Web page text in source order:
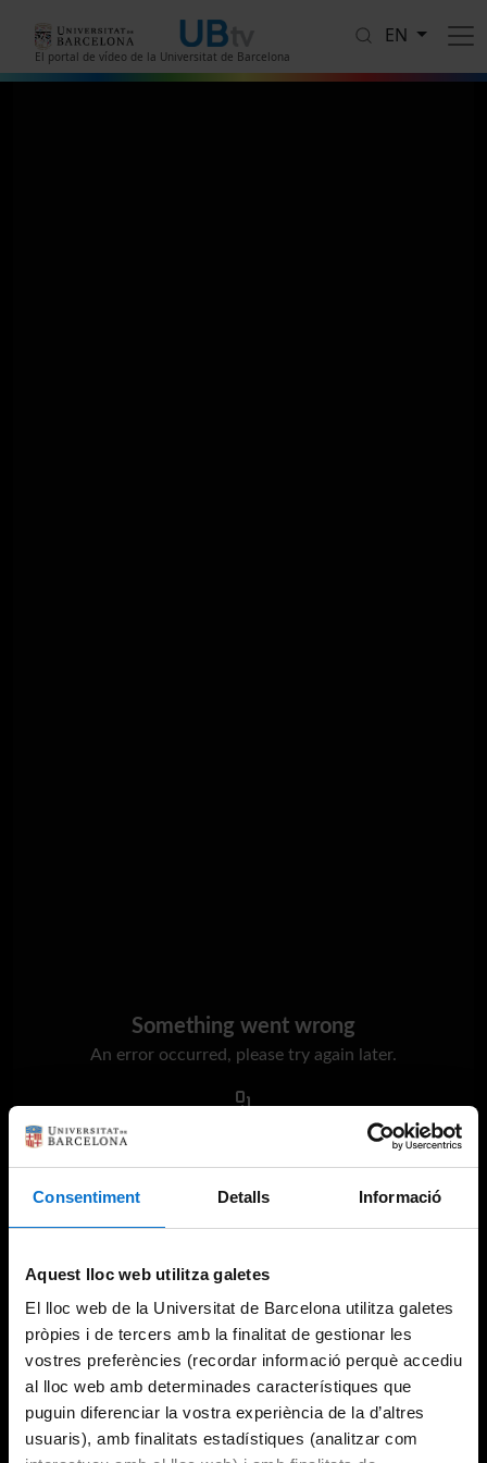
Consentiment Detalls Informació
Aquest lloc web utilitza galetes
El lloc web de la Universitat de Barcelona utilitza galetes
pròpies i de tercers amb la finalitat de gestionar les
vostres preferències (recordar informació perquè accediu
al lloc web amb determinades característiques que
puguin diferenciar la vostra experiència de la d’altres
usuaris), amb finalitats estadístiques (analitzar com
El portal de vídeo de la Universitat de Barcelona
EN
Something went wrong
An error occurred, please try again later.